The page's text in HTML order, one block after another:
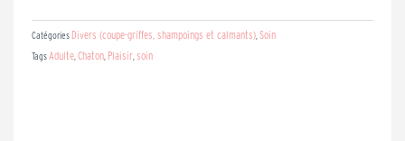
initialactuel
Catégories Divers (coupe-griffes, shampoings et calmants) Soin
Tags Adulte Chaton Plaisir soin